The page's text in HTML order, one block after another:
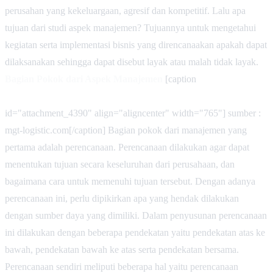
perusahan yang kekeluargaan, agresif dan kompetitif. Lalu apa
tujuan dari studi aspek manajemen? Tujuannya untuk mengetahui
kegiatan serta implementasi bisnis yang direncanaakan apakah dapat
dilaksanakan sehingga dapat disebut layak atau malah tidak layak.
[caption
id="attachment_4390" align="aligncenter" width="765"] sumber :
mgt-logistic.com[/caption] Bagian pokok dari manajemen yang
pertama adalah perencanaan. Perencanaan dilakukan agar dapat
menentukan tujuan secara keseluruhan dari perusahaan, dan
bagaimana cara untuk memenuhi tujuan tersebut. Dengan adanya
perencanaan ini, perlu dipikirkan apa yang hendak dilakukan
dengan sumber daya yang dimiliki. Dalam penyusunan perencanaan
ini dilakukan dengan beberapa pendekatan yaitu pendekatan atas ke
bawah, pendekatan bawah ke atas serta pendekatan bersama.
Perencanaan sendiri meliputi beberapa hal yaitu perencanaan